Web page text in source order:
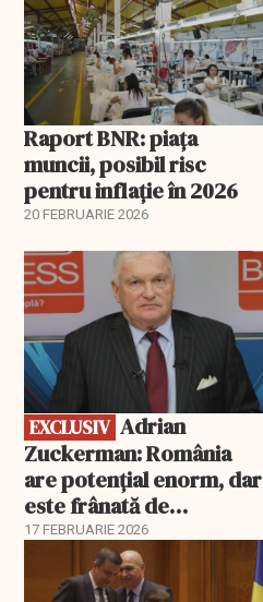
Raport BNR: piața
muncii, posibil risc
pentru inflație în 2026
20 FEBRUARIE 2026
EXCLUSIV
EXCLUSIV
Zuckerman: România
are potențial enorm, dar
este frânată de
corupție, companii de
stat și influența
propagandei ruse
17 FEBRUARIE 2026